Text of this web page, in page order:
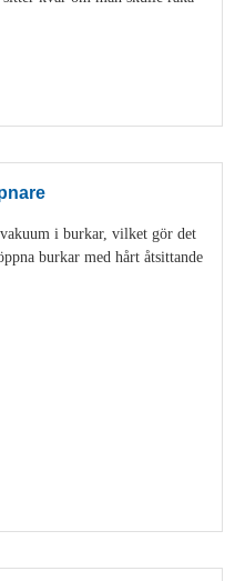
i burkar, vilket gör det
burkar med hårt åtsittande